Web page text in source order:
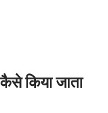
किया जाता